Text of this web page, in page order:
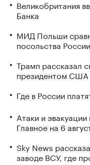
Великобритания
Банка
МИД Польши
посольства
Трамп рассказал
президентом США
Где в России
Атаки и
Главное на 6
Sky News
заводе ВСУ, где